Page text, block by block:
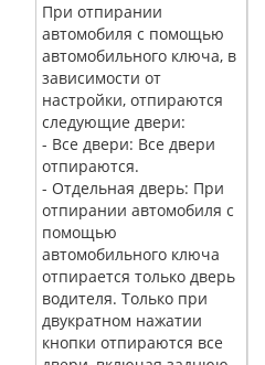
При отпирании
автомобиля с помощью
автомобильного ключа, в
зависимости от
настройки, отпираются
следующие двери:
- Все двери: Все двери
отпираются.
- Отдельная дверь: При
отпирании автомобиля с
помощью
автомобильного ключа
отпирается только дверь
водителя. Только при
двукратном нажатии
кнопки отпираются все